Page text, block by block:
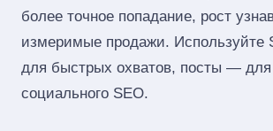
более точное попадание, рост
измеримые продажи. Используйте
для быстрых охватов, посты —
социального SEO.